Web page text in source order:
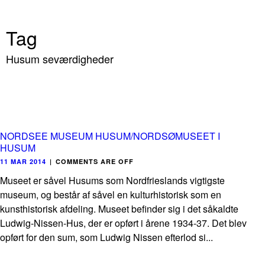
Tag
Husum seværdigheder
NORDSEE MUSEUM HUSUM/NORDSØMUSEET I
HUSUM
11 MAR 2014 | COMMENTS ARE OFF
Museet er såvel Husums som Nordfrieslands vigtigste
museum, og består af såvel en kulturhistorisk som en
kunsthistorisk afdeling. Museet befinder sig i det såkaldte
Ludwig-Nissen-Hus, der er opført i årene 1934-37. Det blev
opført for den sum, som Ludwig Nissen efterlod si...